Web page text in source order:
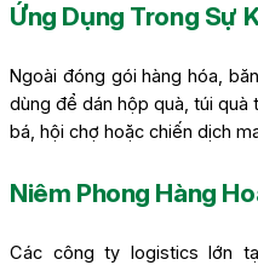
Ứng Dụng Trong Sự
Ngoài đóng gói hàng hóa,
dùng để dán hộp quà, túi quà
bá, hội chợ hoặc chiến dịch
Niêm Phong Hàng
Các công ty logistics lớn